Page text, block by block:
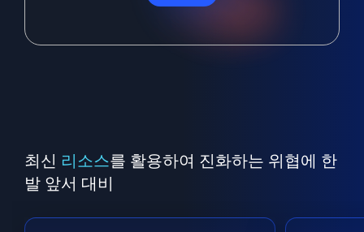
최신 리소스를 활용하여 진화하는 위협에 한
발 앞서 대비